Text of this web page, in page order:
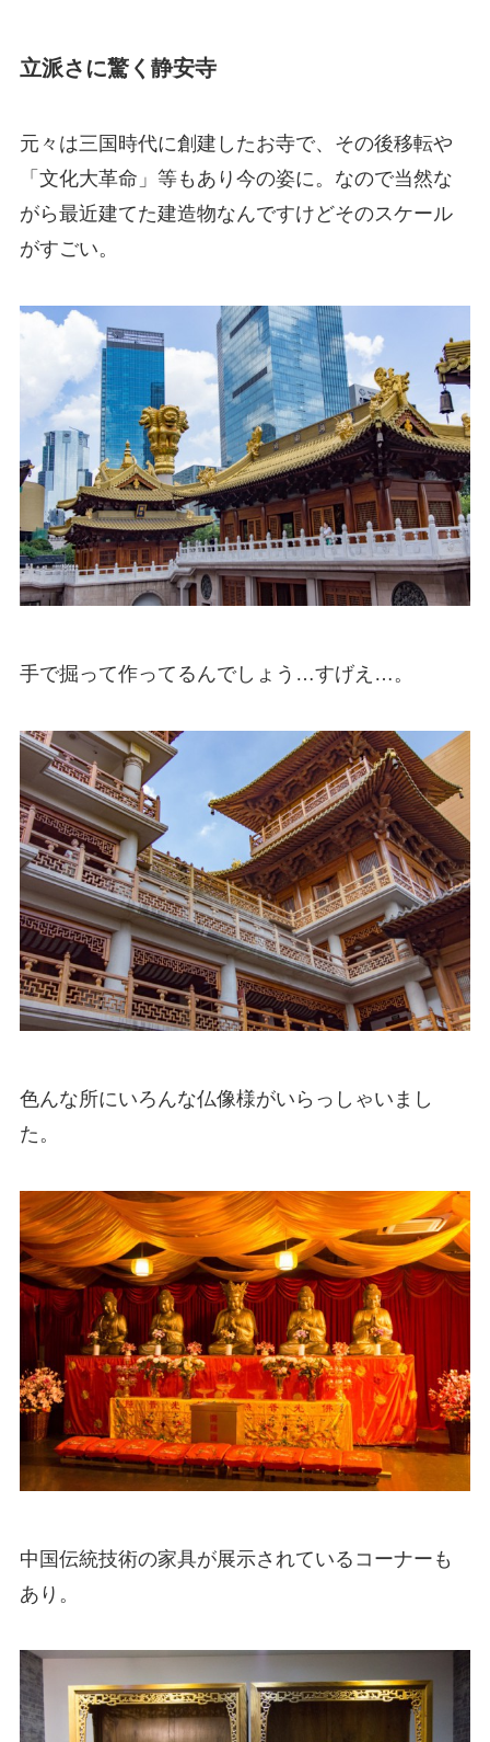
立派さに驚く静安寺
元々は三国時代に創建したお寺で、その後移転や
「文化大革命」等もあり今の姿に。なので当然な
がら最近建てた建造物なんですけどそのスケール
がすごい。
手で掘って作ってるんでしょう…すげえ…。
色んな所にいろんな仏像様がいらっしゃいまし
た。
中国伝統技術の家具が展示されているコーナーも
あり。